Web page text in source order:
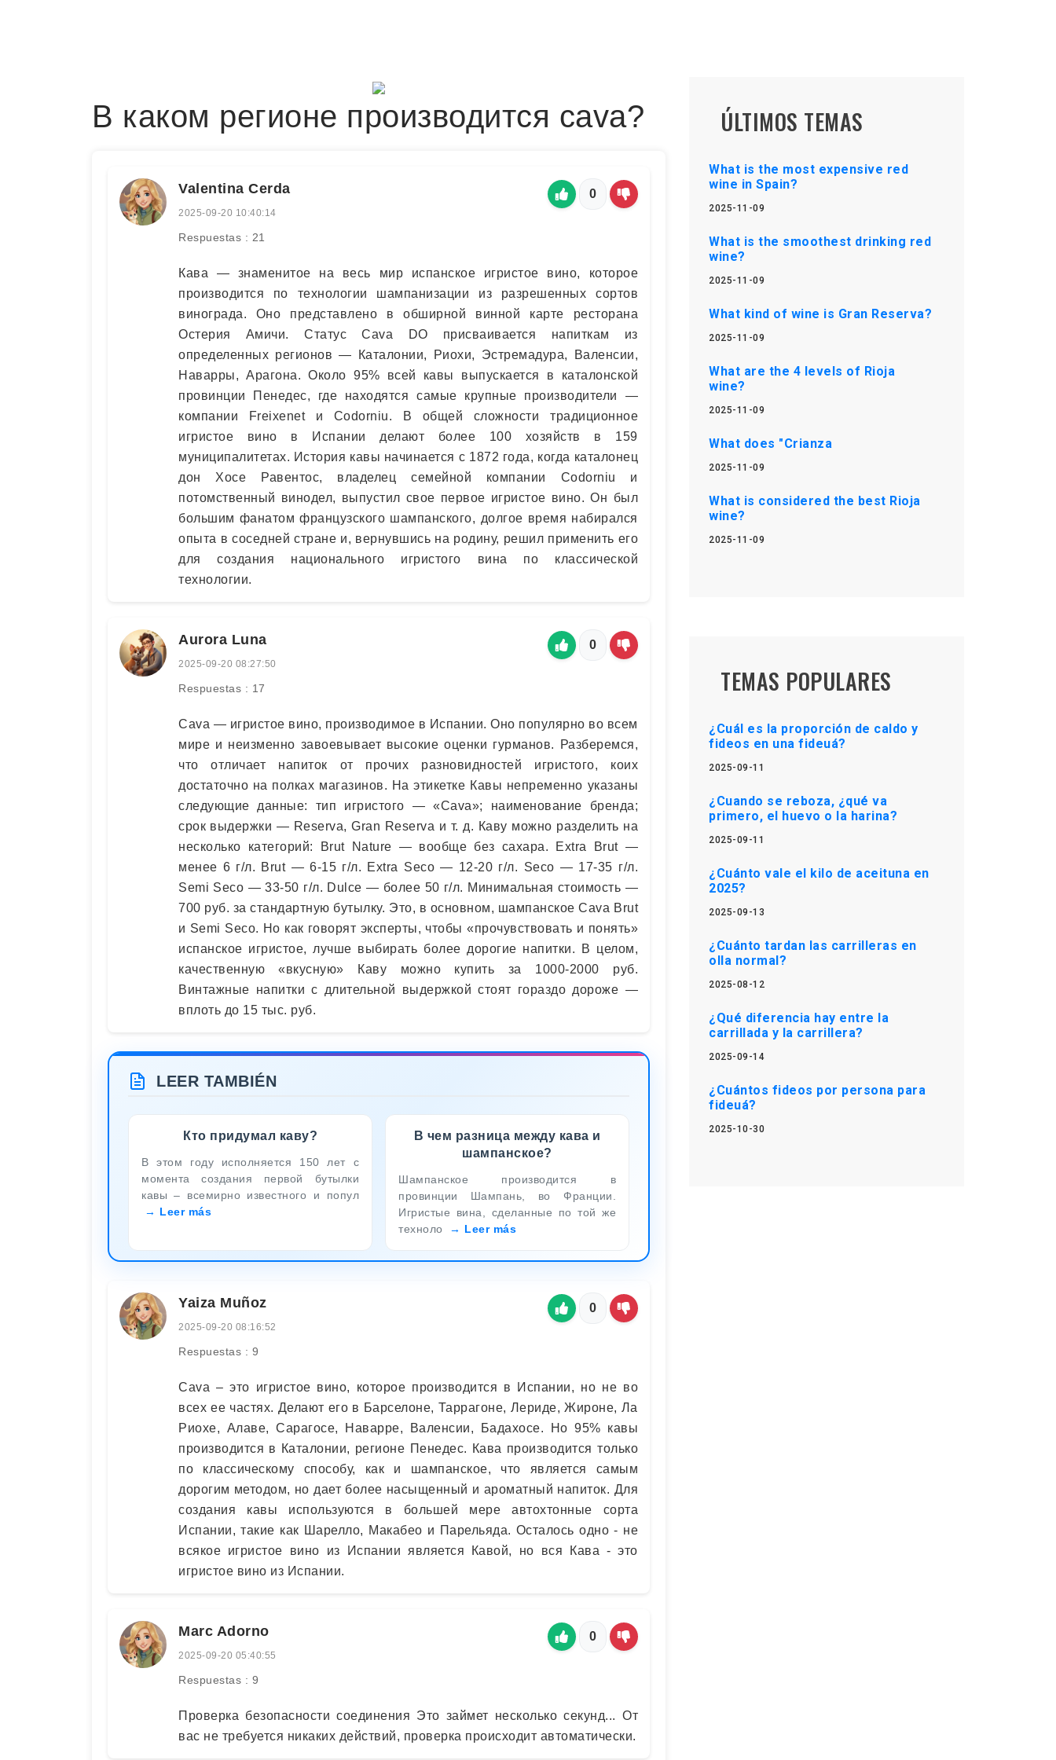
В каком регионе производится cava?
Valentina Cerda
2025-09-20 10:40:14
Respuestas : 21
0
Кава — знаменитое на весь мир испанское игристое вино, которое
производится по технологии шампанизации из разрешенных сортов
винограда. Оно представлено в обширной винной карте ресторана
Остерия Амичи. Статус Cava DO присваивается напиткам из
определенных регионов — Каталонии, Риохи, Эстремадура, Валенсии,
Наварры, Арагона. Около 95% всей кавы выпускается в каталонской
провинции Пенедес, где находятся самые крупные производители —
компании Freixenet и Codorniu. В общей сложности традиционное
игристое вино в Испании делают более 100 хозяйств в 159
муниципалитетах. История кавы начинается с 1872 года, когда каталонец
дон Хосе Равентос, владелец семейной компании Codorniu и
потомственный винодел, выпустил свое первое игристое вино. Он был
большим фанатом французского шампанского, долгое время набирался
опыта в соседней стране и, вернувшись на родину, решил применить его
для создания национального игристого вина по классической
технологии.
Aurora Luna
2025-09-20 08:27:50
Respuestas : 17
0
Cava — игристое вино, производимое в Испании. Оно популярно во всем
мире и неизменно завоевывает высокие оценки гурманов. Разберемся,
что отличает напиток от прочих разновидностей игристого, коих
достаточно на полках магазинов. На этикетке Кавы непременно указаны
следующие данные: тип игристого — «Cava»; наименование бренда;
срок выдержки — Reserva, Gran Reserva и т. д. Каву можно разделить на
несколько категорий: Brut Nature — вообще без сахара. Extra Brut —
менее 6 г/л. Brut — 6-15 г/л. Extra Seco — 12-20 г/л. Seco — 17-35 г/л.
Semi Seco — 33-50 г/л. Dulce — более 50 г/л. Минимальная стоимость —
700 руб. за стандартную бутылку. Это, в основном, шампанское Cava Brut
и Semi Seco. Но как говорят эксперты, чтобы «прочувствовать и понять»
испанское игристое, лучше выбирать более дорогие напитки. В целом,
качественную «вкусную» Каву можно купить за 1000-2000 руб.
Винтажные напитки с длительной выдержкой стоят гораздо дороже —
вплоть до 15 тыс. руб.
LEER TAMBIÉN
Кто придумал каву?
В этом году исполняется 150 лет с
момента создания первой бутылки
кавы – всемирно известного и попул
Leer más
В чем разница между кава и
шампанское?
Шампанское производится в
провинции Шампань, во Франции.
Игристые вина, сделанные по той же
техноло
Leer más
Yaiza Muñoz
2025-09-20 08:16:52
Respuestas : 9
0
Cava – это игристое вино, которое производится в Испании, но не во
всех ее частях. Делают его в Барселоне, Таррагоне, Лериде, Жироне, Ла
Риохе, Алаве, Сарагосе, Наварре, Валенсии, Бадахосе. Но 95% кавы
производится в Каталонии, регионе Пенедес. Кава производится только
по классическому способу, как и шампанское, что является самым
дорогим методом, но дает более насыщенный и ароматный напиток. Для
создания кавы используются в большей мере автохтонные сорта
Испании, такие как Шарелло, Макабео и Парельяда. Осталось одно - не
всякое игристое вино из Испании является Кавой, но вся Кава - это
игристое вино из Испании.
Marc Adorno
2025-09-20 05:40:55
Respuestas : 9
0
Проверка безопасности соединения Это займет несколько секунд... От
вас не требуется никаких действий, проверка происходит автоматически.
ÚLTIMOS TEMAS
What is the most expensive red
wine in Spain?
2025-11-09
What is the smoothest drinking red
wine?
2025-11-09
What kind of wine is Gran Reserva?
2025-11-09
What are the 4 levels of Rioja
wine?
2025-11-09
What does "Crianza
2025-11-09
What is considered the best Rioja
wine?
2025-11-09
TEMAS POPULARES
¿Cuál es la proporción de caldo y
fideos en una fideuá?
2025-09-11
¿Cuando se reboza, ¿qué va
primero, el huevo o la harina?
2025-09-11
¿Cuánto vale el kilo de aceituna en
2025?
2025-09-13
¿Cuánto tardan las carrilleras en
olla normal?
2025-08-12
¿Qué diferencia hay entre la
carrillada y la carrillera?
2025-09-14
¿Cuántos fideos por persona para
fideuá?
2025-10-30